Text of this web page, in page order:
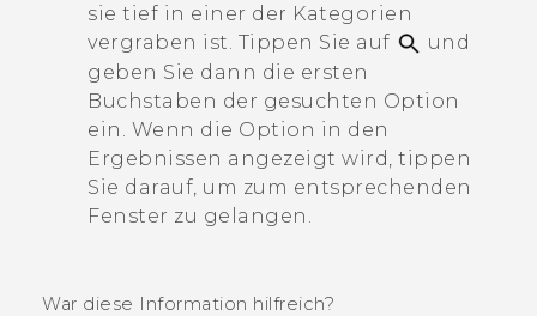
sie tief in einer der Kategorien
vergraben ist. Tippen Sie auf
und
geben Sie dann die ersten
Buchstaben der gesuchten Option
ein. Wenn die Option in den
Ergebnissen angezeigt wird, tippen
Sie darauf, um zum entsprechenden
Fenster zu gelangen.
War diese Information hilfreich?